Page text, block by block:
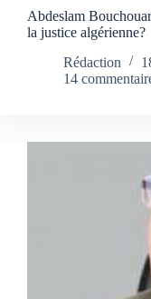
Abdeslam
la justice algérienne?
Rédaction
14